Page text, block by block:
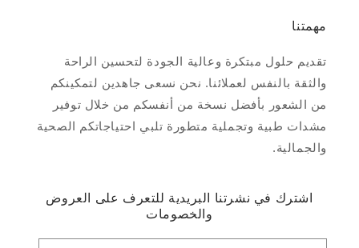
مهمتنا
تقديم حلول مبتكرة وعالية الجودة لتحسين الراحة
والثقة بالنفس لعملائنا. نحن نسعى جاهدين لتمكينكم
من الشعور بأفضل نسخة من أنفسكم من خلال توفير
مشدات طبية وتجملية متطورة تلبي احتياجاتكم الصحية
والجمالية.
اشترك في نشرتنا البريدية للتعرف على العروض
والخصومات